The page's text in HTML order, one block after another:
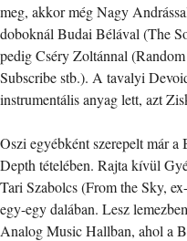
meg, akkor még Nagy
doboknál Budai Bélával (The
pedig Cséry Zoltánnal
Subscribe stb.). A tavalyi
instrumentális anyag lett, azt
Oszi egyébként szerepelt már
Depth tételében. Rajta kívül
Tari Szabolcs (From the Sky,
egy-egy dalában. Lesz
Analog Music Hallban, ahol a